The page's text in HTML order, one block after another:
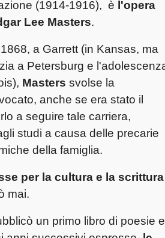
(1914-1916), è l'opera
Lee Masters.
a Garrett (in Kansas, ma
a Petersburg e
Masters svolse la
anche se era stato il
a seguire tale carriera,
studi a causa delle precarie
della famiglia.
per la cultura e la scrittura
mai.
un primo libro di poesie e